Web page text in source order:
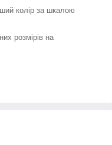
колір за шкалою
розмірів на